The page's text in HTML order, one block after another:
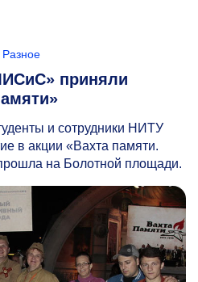
Разное
приняли
и сотрудники НИТУ
в акции «Вахта памяти.
на Болотной площади.